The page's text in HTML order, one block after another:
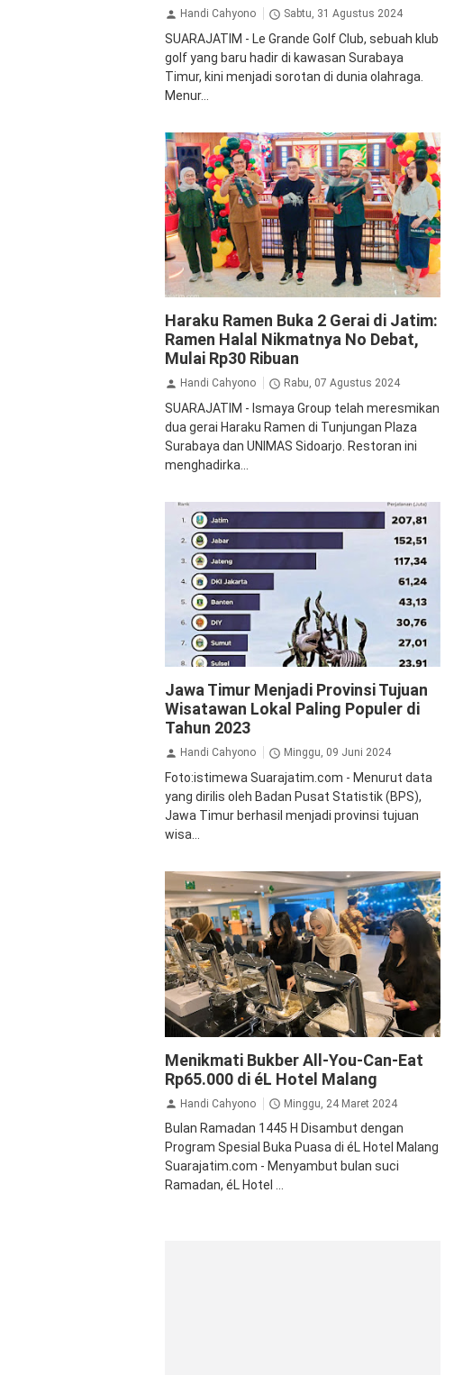
Handi Cahyono Sabtu, 31 Agustus 2024
SUARAJATIM - Le Grande Golf Club, sebuah klub
golf yang baru hadir di kawasan Surabaya
Timur, kini menjadi sorotan di dunia olahraga.
Menur...
Haraku Ramen Buka 2 Gerai di Jatim:
Ramen Halal Nikmatnya No Debat,
Mulai Rp30 Ribuan
Handi Cahyono Rabu, 07 Agustus 2024
SUARAJATIM - Ismaya Group telah meresmikan
dua gerai Haraku Ramen di Tunjungan Plaza
Surabaya dan UNIMAS Sidoarjo. Restoran ini
menghadirka...
Jawa Timur Menjadi Provinsi Tujuan
Wisatawan Lokal Paling Populer di
Tahun 2023
Handi Cahyono Minggu, 09 Juni 2024
Foto:istimewa Suarajatim.com - Menurut data
yang dirilis oleh Badan Pusat Statistik (BPS),
Jawa Timur berhasil menjadi provinsi tujuan
wisa...
Menikmati Bukber All-You-Can-Eat
Rp65.000 di éL Hotel Malang
Handi Cahyono Minggu, 24 Maret 2024
Bulan Ramadan 1445 H Disambut dengan
Program Spesial Buka Puasa di éL Hotel Malang
Suarajatim.com - Menyambut bulan suci
Ramadan, éL Hotel ...